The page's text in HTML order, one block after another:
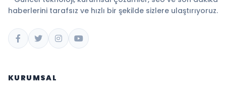
haberlerini tarafsız ve hızlı bir şekilde sizlere ulaştırıyoruz.
KURUMSAL